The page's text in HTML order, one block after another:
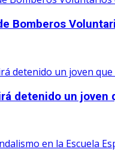
Bomberos
detenido un joven